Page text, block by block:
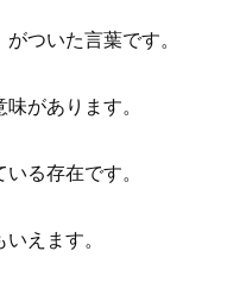
がついた言葉です。
があります。
る存在です。
えます。